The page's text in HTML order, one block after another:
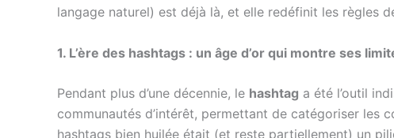
langage naturel) est déjà là, et elle redéfinit les règles
1. L’ère des hashtags : un âge d’or qui montre ses
Pendant plus d’une décennie, le hashtag a été l’outil
communautés d’intérêt, permettant de catégoriser les
hashtags bien huilée était (et reste partiellement) un